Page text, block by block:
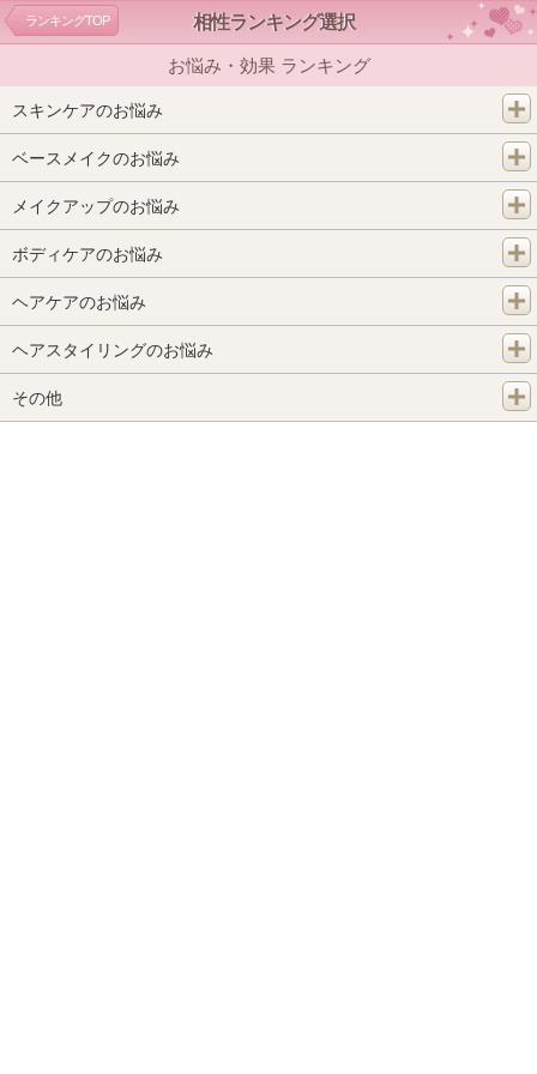
相性ランキング選択
ランキングTOP
お悩み・効果 ランキング
スキンケアのお悩み
ベースメイクのお悩み
メイクアップのお悩み
ボディケアのお悩み
ヘアケアのお悩み
ヘアスタイリングのお悩み
その他